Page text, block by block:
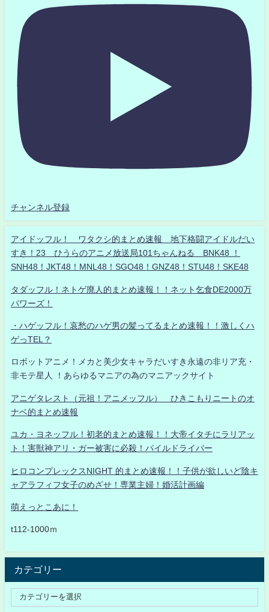
チャンネル登録
アイドッフル！ ワタクシ的まとめ速報 地下格闘アイドルだい
すき！23 ひうらのアニメ放送局101ちゃんねる BNK48 ！
SNH48！JKT48！MNL48！SGO48！GNZ48！STU48！SKE48
タダッフル！ネトゲ廃人的まとめ速報！！ネット乞食DE2000万
パワーズ！
・ハゲッフル！哀愁のハゲ男の髪ってるまとめ速報！！激しくハ
ゲっTEL？
ロボットアニメ！メカと美少女キャラだいすき永遠の非リア充・
非モテ星人 ！あらゆるマニアの為のマニアックサイト
アニゲタレスト（元祖！アニメッフル） ひきこもりニートのオ
ナベ的まとめ速報
ユカ・ヨネッフル！初老的まとめ速報！！大帝イタチにラリアッ
ト！害獣神アリ・ガー被害に必殺！パイルドライバー
ヒロコンプレックスNIGHT 的まとめ速報！！子供が欲しいど陰キ
ャアラフィフ女子のめざせ！専業主婦！婚活計画編
萌えっとこあに！
t112-1000ｍ
カテゴリー